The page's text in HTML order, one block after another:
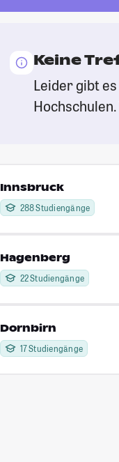
Keine
Leider gibt
Innsbruck
288 Studiengänge
Hagenberg
22 Studiengänge
Dornbirn
17 Studiengänge